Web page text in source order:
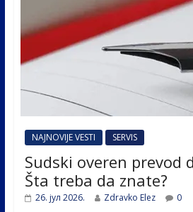
NAJNOVIJE VESTI SERVIS
Sudski overen prevod
Šta treba da znate?
26. јул 2026. Zdravko Elez 0